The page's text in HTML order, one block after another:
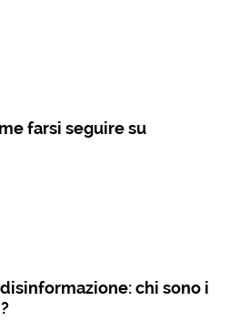
farsi seguire su
chi sono i